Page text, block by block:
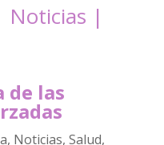
Noticias |
de las
, Noticias,Salud,